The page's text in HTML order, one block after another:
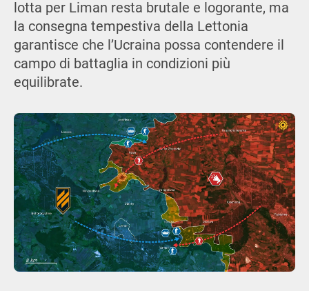
lotta per Liman resta brutale e logorante, ma
la consegna tempestiva della Lettonia
garantisce che l’Ucraina possa contendere il
campo di battaglia in condizioni più
equilibrate.